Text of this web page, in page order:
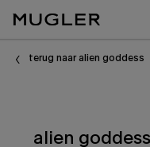
terug naar alien goddess
alien